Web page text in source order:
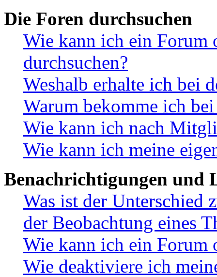
Die Foren durchsuchen
Wie kann ich ein Forum
durchsuchen?
Weshalb erhalte ich bei
Warum bekomme ich
Wie kann ich nach
Wie kann ich meine
Benachrichtigungen und
Was ist der Unterschied
der Beobachtung eines
Wie kann ich ein Forum
Wie deaktiviere ich